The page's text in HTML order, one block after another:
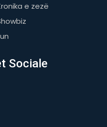
e zezë
Sociale